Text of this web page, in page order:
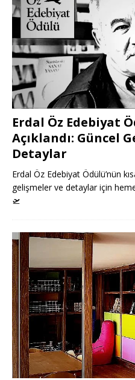
Erdal Öz Edebiyat
Açıklandı: Güncel
Detaylar
Erdal Öz Edebiyat Ödülü’nün
gelişmeler ve detaylar için
🛫